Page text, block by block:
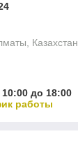
Казахстан
до 18:00
работы